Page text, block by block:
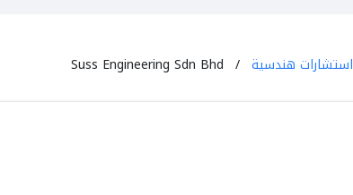
استشارات هندسية Suss Engineering Sdn Bhd